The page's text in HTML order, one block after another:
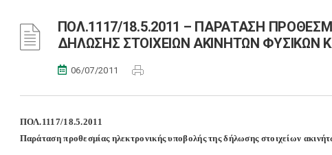
ΠΟΛ.1117/18.5.2011 – ΠΑΡΑΤΑΣΗ
ΔΗΛΩΣΗΣ ΣΤΟΙΧΕΙΩΝ ΑΚΙΝΗΤΩΝ ΦΥΣΙΚΩΝ
06/07/2011
ΠΟΛ.1117/18.5.2011
Παράταση προθεσμίας ηλεκτρονικής υποβολής της δήλωσης στοιχείων